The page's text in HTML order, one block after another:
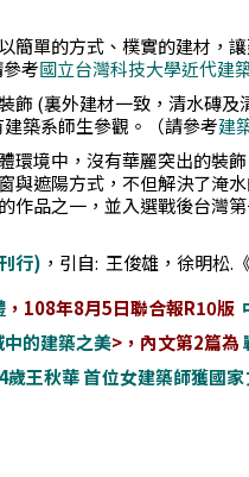
單的方式、樸實的建材，
考國立台灣科技大學近代建
飾 (裏外建材一致，清水磚
築系師生參觀。（請參考建
境中，沒有華麗突出的裝
遮陽方式，不但解決了淹
品之一，並入選戰後台灣
行) ，引自: 王俊雄，徐明松.
， 108年8月5日聯合報R10版
的建築之美>，內文第2篇為
歲王秋華 首位女建築師獲國